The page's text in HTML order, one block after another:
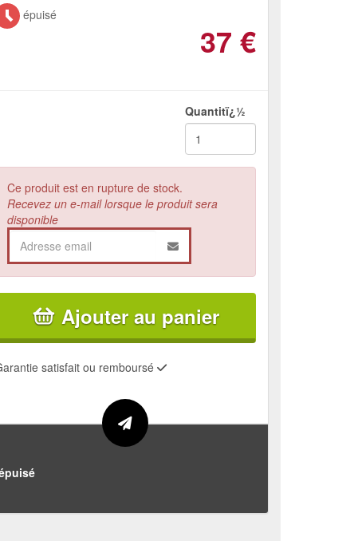
épuisé
37 €
Quantitï¿½
Ce produit est en rupture de stock.
Recevez un e-mail lorsque le produit sera
disponible
Ajouter au panier
satisfait ou remboursé